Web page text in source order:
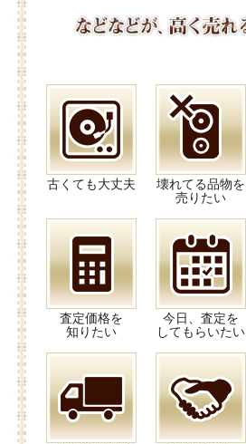
古くても大丈夫
壊れてる品物を
売りたい
査定価格を
知りたい
今日、査定を
してもらいたい